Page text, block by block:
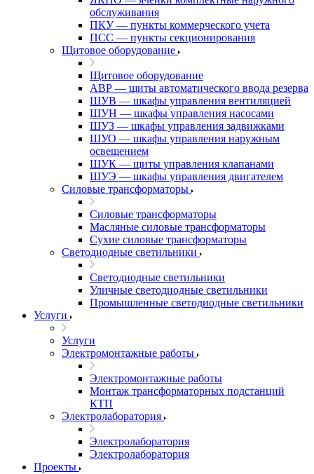
обслуживания
ПКУ — пункты коммерческого учета
ПСС — пункты секционирования
Щитовое оборудование
Щитовое оборудование
АВР — щиты автоматического ввода резерва
ШУВ — шкафы управления вентиляцией
ШУН — шкафы управления насосами
ШУЗ — шкафы управления задвижками
ШУО — шкафы управления наружным
освещением
ШУК — щиты управления клапанами
ШУЭ — шкафы управления двигателем
Силовые трансформаторы
Силовые трансформаторы
Масляные силовые трансформаторы
Сухие силовые трансформаторы
Светодиодные светильники
Светодиодные светильники
Уличные светодиодные светильники
Промышленные светодиодные светильники
Услуги
Услуги
Электромонтажные работы
Электромонтажные работы
Монтаж трансформаторных подстанций
КТП
Электролаборатория
Электролаборатория
Электролаборатория
Проекты